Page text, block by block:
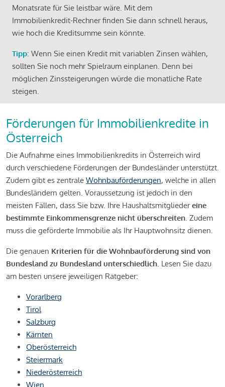
Monatsrate für Sie leistbar wäre. Mit dem
Immobilienkredit-Rechner finden Sie dann schnell heraus,
wie hoch die Kreditsumme sein könnte.
Tipp: Wenn Sie einen Kredit mit variablen Zinsen wählen,
sollten Sie noch mehr Spielraum einplanen. Denn bei
möglichen Zinssteigerungen würde die monatliche Rate
steigen.
Förderungen für Immobilienkredite in
Österreich
Die Aufnahme eines Immobilienkredits in Österreich wird
durch verschiedene Förderungen der Bundesländer unterstützt.
Zudem gibt es zentrale Wohnbauförderungen, welche in allen
Bundesländern gelten. Voraussetzung ist jedoch in den
meisten Fällen, dass Sie bzw. Ihre Haushaltsmitgliedereine
bestimmte Einkommensgrenze nicht überschreiten. Zudem
muss die geförderte Immobilie als Ihr Hauptwohnsitz dienen.
Die genauen Kriterien für die Wohnbauförderung sind von
Bundesland zu Bundesland unterschiedlich. Lesen Sie dazu
am besten unsere jeweiligen Ratgeber:
Vorarlberg
Tirol
Salzburg
Kärnten
Oberösterreich
Steiermark
Niederösterreich
Wien